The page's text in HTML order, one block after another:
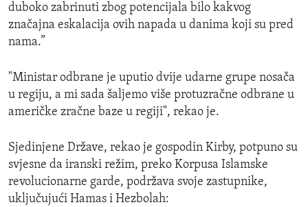
duboko zabrinuti zbog potencijala bilo kakvog
značajna eskalacija ovih napada u danima koji su pred
nama.”
"Ministar odbrane je uputio dvije udarne grupe nosača
u regiju, a mi sada šaljemo više protuzračne odbrane u
američke zračne baze u regiji", rekao je.
Sjedinjene Države, rekao je gospodin Kirby, potpuno su
svjesne da iranski režim, preko Korpusa Islamske
revolucionarne garde, podržava svoje zastupnike,
uključujući Hamas i Hezbolah: